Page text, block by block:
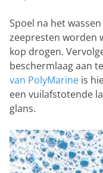
Spoel na het
zeepresten worden
kop drogen.
beschermlaag aan
van PolyMarine is
een vuilafstotende
glans.